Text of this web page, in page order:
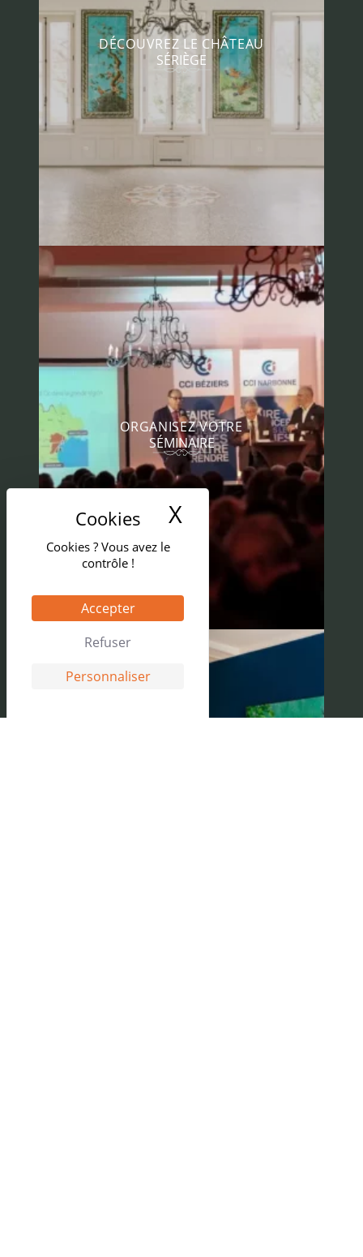
Cookies ? Vous avez le
contrôle !
Accepter
Refuser
Personnaliser
X Masquer le
DÉCOUVREZ LE CHÂTEAU
SÉRIÈGE
ORGANISEZ VOTRE
SÉMINAIRE